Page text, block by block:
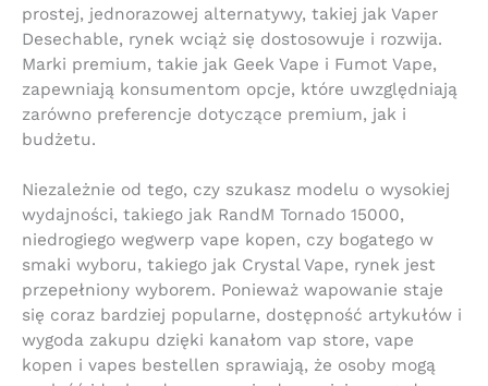
prostej, jednorazowej alternatywy, takiej jak Vaper
Desechable, rynek wciąż się dostosowuje i rozwija.
Marki premium, takie jak Geek Vape i Fumot Vape,
zapewniają konsumentom opcje, które uwzględniają
zarówno preferencje dotyczące premium, jak i
budżetu.
Niezależnie od tego, czy szukasz modelu o wysokiej
wydajności, takiego jak RandM Tornado 15000,
niedrogiego wegwerp vape kopen, czy bogatego w
smaki wyboru, takiego jak Crystal Vape, rynek jest
przepełniony wyborem. Ponieważ wapowanie staje
się coraz bardziej popularne, dostępność artykułów i
wygoda zakupu dzięki kanałom vap store, vape
kopen i vapes bestellen sprawiają, że osoby mogą